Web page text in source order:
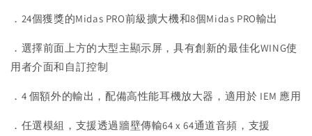
．24個獲獎的Midas PRO前級擴大機和8個Midas PRO輸出
．選擇前面上方的大型主顯示屏，具有創新的最佳化WING使
用者介面和自訂控制
．4 個額外的輸出，配備高性能耳機放大器，適用於 IEM 應用
．任選模組，支援透過牆壁傳輸64 x 64通道音頻，支援